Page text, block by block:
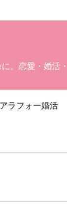
。恋愛・婚活
アラフォー婚活